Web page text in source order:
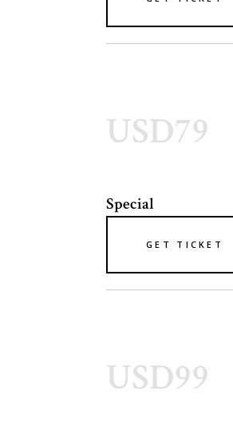
USD79
Special
GET TICKET
USD99